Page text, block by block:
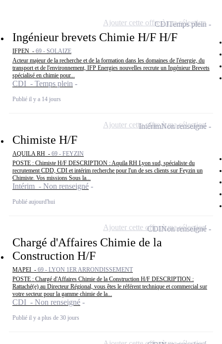
Ingénieur brevets Chimie H/F H/F
IFPEN - 69 - SOLAIZE
Acteur majeur de la recherche et de la formation dans les domaines de l'énergie, du
transport et de l'environnement, IFP Energies nouvelles recrute un Ingénieur Brevets
spécialisé en chimie pour...
CDI - Temps plein
Publié il y a 14 jours
CDITemps plein
Ajouter cette offre à ma sélection
Chimiste H/F
AQUILA RH - 69 - FEYZIN
POSTE : Chimiste H/F DESCRIPTION : Aquila RH Lyon sud, spécialiste du
recrutement CDD, CDI et intérim recherche pour l'un de ses clients sur Feyzin un
Chimiste. Vos missions Sous la...
Intérim - Non renseigné
Publié aujourd'hui
IntérimNon renseigné
Ajouter cette offre à ma sélection
Chargé d'Affaires Chimie de la
Construction H/F
MAPEI - 69 - LYON 1ER ARRONDISSEMENT
POSTE : Chargé d'Affaires Chimie de la Construction H/F DESCRIPTION :
Rattaché(e) au Directeur Régional, vous êtes le référent technique et commercial sur
votre secteur pour la gamme chimie de la...
CDI - Non renseigné
Publié il y a plus de 30 jours
CDINon renseigné
Ajouter cette offre à ma sélection